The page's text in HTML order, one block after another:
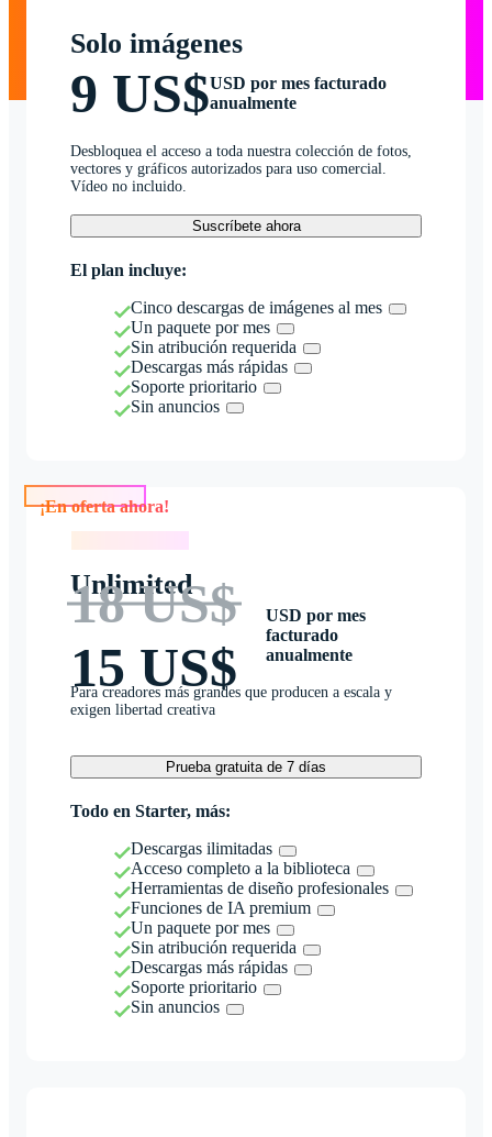
Solo imágenes
9 US$USD por mes facturado
anualmente
Desbloquea el acceso a toda nuestra colección de fotos,
vectores y gráficos autorizados para uso comercial.
Vídeo no incluido.
Suscríbete ahora
El plan incluye:
Cinco descargas de imágenes al mes
Un paquete por mes
Sin atribución requerida
Descargas más rápidas
Soporte prioritario
Sin anuncios
Unlimited
18 US$
15 US$
USD por mes
facturado
anualmente
Para creadores más grandes que producen a escala y
exigen libertad creativa
Prueba gratuita de 7 días
Todo en Starter, más:
Descargas ilimitadas
Acceso completo a la biblioteca
Herramientas de diseño profesionales
Funciones de IA premium
Un paquete por mes
Sin atribución requerida
Descargas más rápidas
Soporte prioritario
Sin anuncios